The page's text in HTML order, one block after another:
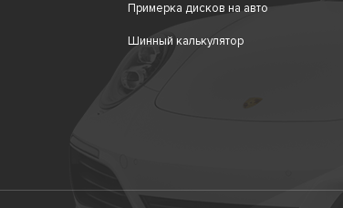
Примерка дисков на авто
Шинный калькулятор